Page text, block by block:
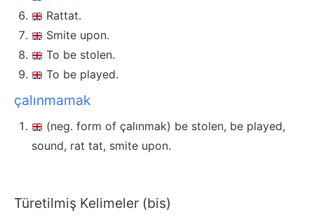
Rattat.
Smite upon.
To be stolen.
To be played.
çalınmamak
(neg. form of çalınmak) be stolen, be played,
sound, rat tat, smite upon.
Türetilmiş Kelimeler (bis)